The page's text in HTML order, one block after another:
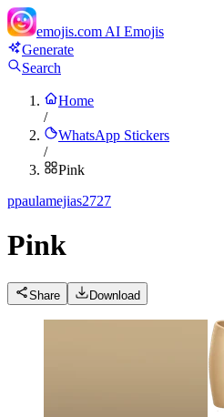
emojis.com AI Emojis
Generate
Search
Home
/
WhatsApp Stickers
/
Pink
ppaulamejias2727
Pink
Share Download